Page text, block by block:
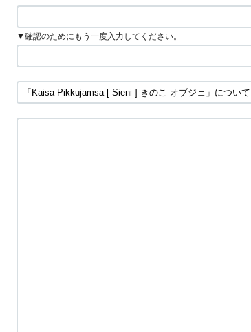
▼確認のためにもう一度入力してください。